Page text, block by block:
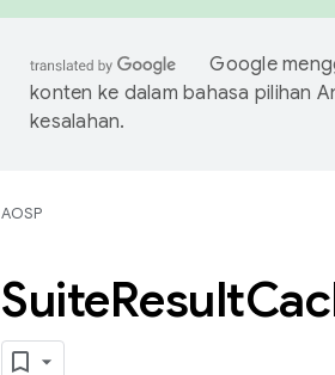
Google
konten ke dalam bahasa pilihan
kesalahan.
AOSP
SuiteResult